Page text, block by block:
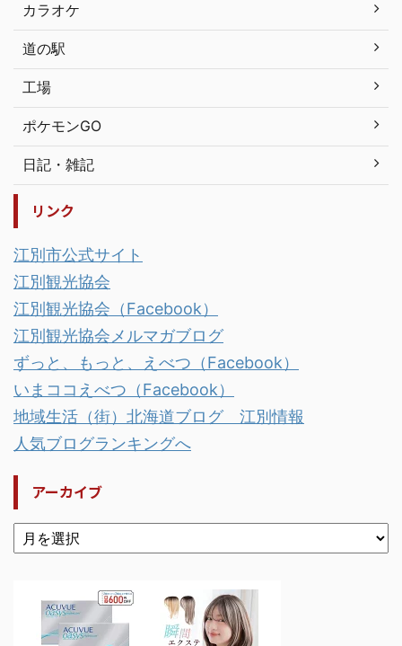
カラオケ
道の駅
工場
ポケモンGO
日記・雑記
リンク
江別市公式サイト
江別観光協会
江別観光協会（Facebook）
江別観光協会メルマガブログ
ずっと、もっと、えべつ（Facebook）
いまココえべつ（Facebook）
地域生活（街）北海道ブログ 江別情報
人気ブログランキングへ
アーカイブ